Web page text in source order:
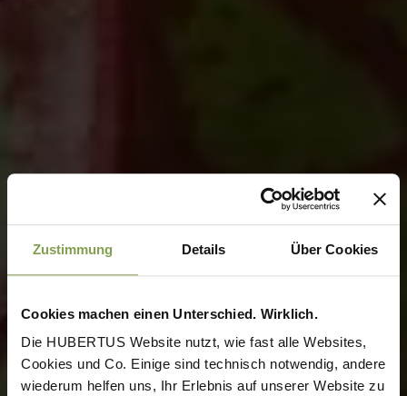
Zustimmung Details Über Cookies
Cookies machen einen Unterschied. Wirklich.
Die HUBERTUS Website nutzt, wie fast alle Websites,
Cookies und Co. Einige sind technisch notwendig, andere
wiederum helfen uns, Ihr Erlebnis auf unserer Website zu